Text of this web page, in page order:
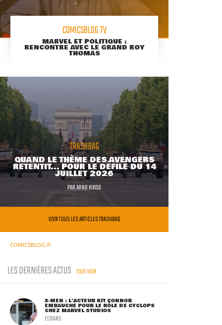
COMICSBLOG TV
MARVEL ET POLITIQUE :
RENCONTRE AVEC LE GRAND ROY
THOMAS
TRASHBAG
QUAND LE THÈME DES AVENGERS
RETENTIT... POUR LE DÉFILÉ DU 14
JUILLET 2026
PARARNO KIKOO
VOIR TOUS LES ARTICLES TRASHBAG
COMICSBLOG.fr
LES DERNIÈRES ACTUS TOUT VOIR
X-MEN : L'ACTEUR KIT CONNOR
EMBAUCHÉ POUR LE RÔLE DE CYCLOPS
CHEZ MARVEL STUDIOS
ECRANS